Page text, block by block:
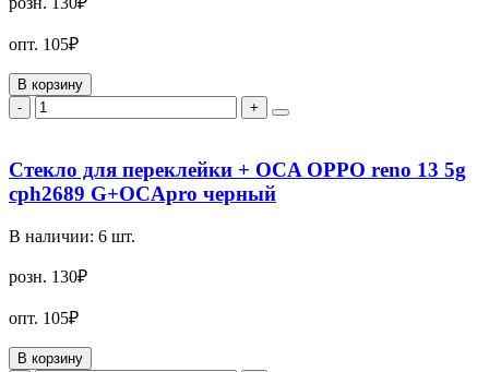
опт. 105₽
В корзину
-
+
Стекло для переклейки + OCA OPPO reno 13 5g
cph2689 G+OCApro черный
В наличии: 6 шт.
розн. 130₽
опт. 105₽
В корзину